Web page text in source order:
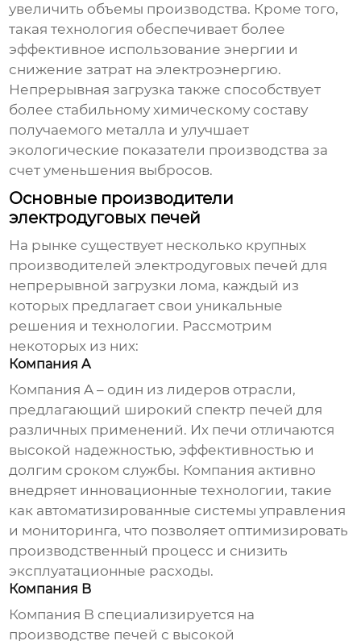
увеличить объемы производства. Кроме того,
такая технология обеспечивает более
эффективное использование энергии и
снижение затрат на электроэнергию.
Непрерывная загрузка также способствует
более стабильному химическому составу
получаемого металла и улучшает
экологические показатели производства за
счет уменьшения выбросов.
Основные производители
электродуговых печей
На рынке существует несколько крупных
производителейэлектродуговых печей для
непрерывной загрузки лома, каждый из
которых предлагает свои уникальные
решения и технологии. Рассмотрим
некоторых из них:
Компания A
Компания A – один из лидеров отрасли,
предлагающий широкий спектр печей для
различных применений. Их печи отличаются
высокой надежностью, эффективностью и
долгим сроком службы. Компания активно
внедряет инновационные технологии, такие
как автоматизированные системы управления
и мониторинга, что позволяет оптимизировать
производственный процесс и снизить
эксплуатационные расходы.
Компания B
Компания B специализируется на
производстве печей с высокой